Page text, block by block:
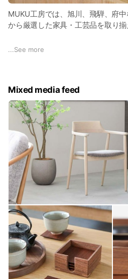
MUKU工房では、旭川、飛騨、府
から厳選した家具・工芸品を取り揃
商品やご注文に関するご質問は、
...See more
Mixed media feed